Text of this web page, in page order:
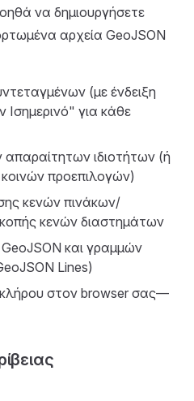
να δημιουργήσετε
αρχεία GeoJSON
(με ένδειξη
για κάθε
ιδιοτήτων (ή
προεπιλογών)
κενών πινάκων/
κενών διαστημάτων
και γραμμών
Lines)
στον browser σας—